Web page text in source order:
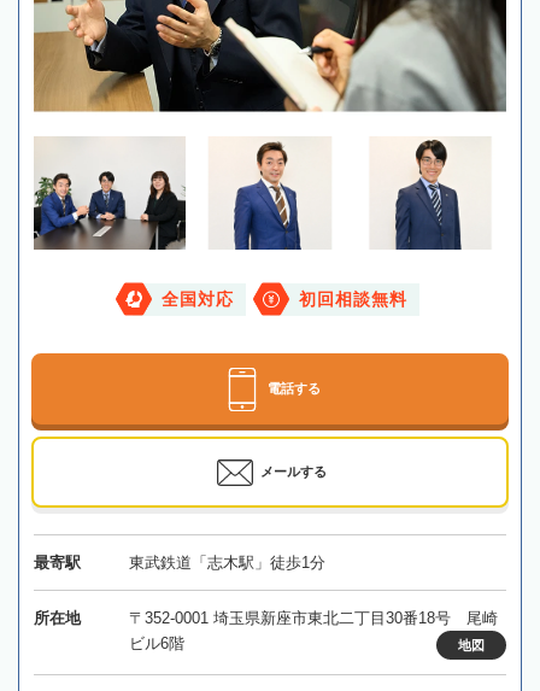
全国対応 初回相談無料
電話する
メールする
最寄駅 東武鉄道「志木駅」徒歩1分
所在地
〒352-0001 埼玉県新座市東北二丁目30番18号 尾崎
ビル6階
地図